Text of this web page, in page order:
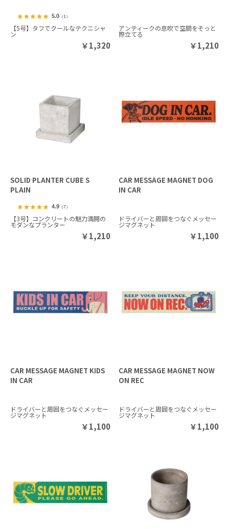
5.0（1）
【5号】タフでクールなテクニシャ
ン
￥1,320
アンティークの息吹で空間をそっと
際立てる
￥1,210
SOLID PLANTER CUBE S
PLAIN
4.9（7）
【3号】コンクリートの魅力満開の
モダンなプランター
￥1,210
CAR MESSAGE MAGNET DOG
IN CAR
ドライバーと周囲をつなぐメッセー
ジマグネット
￥1,100
CAR MESSAGE MAGNET KIDS
IN CAR
ドライバーと周囲をつなぐメッセー
ジマグネット
￥1,100
CAR MESSAGE MAGNET NOW
ON REC
ドライバーと周囲をつなぐメッセー
ジマグネット
￥1,100